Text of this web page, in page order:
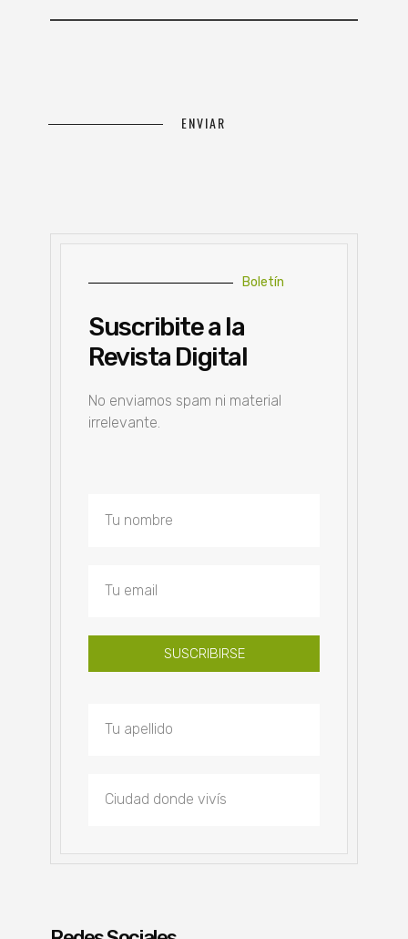
Boletín
Suscribite a la
Revista Digital
No enviamos spam ni material
irrelevante.
SUSCRIBIRSE